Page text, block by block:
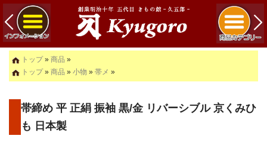
トップ» 商品 »
トップ» 商品 » 小物 » 帯メ »
帯締め 平 正絹 振袖 黒/金 リバーシブル 京くみひ
も 日本製